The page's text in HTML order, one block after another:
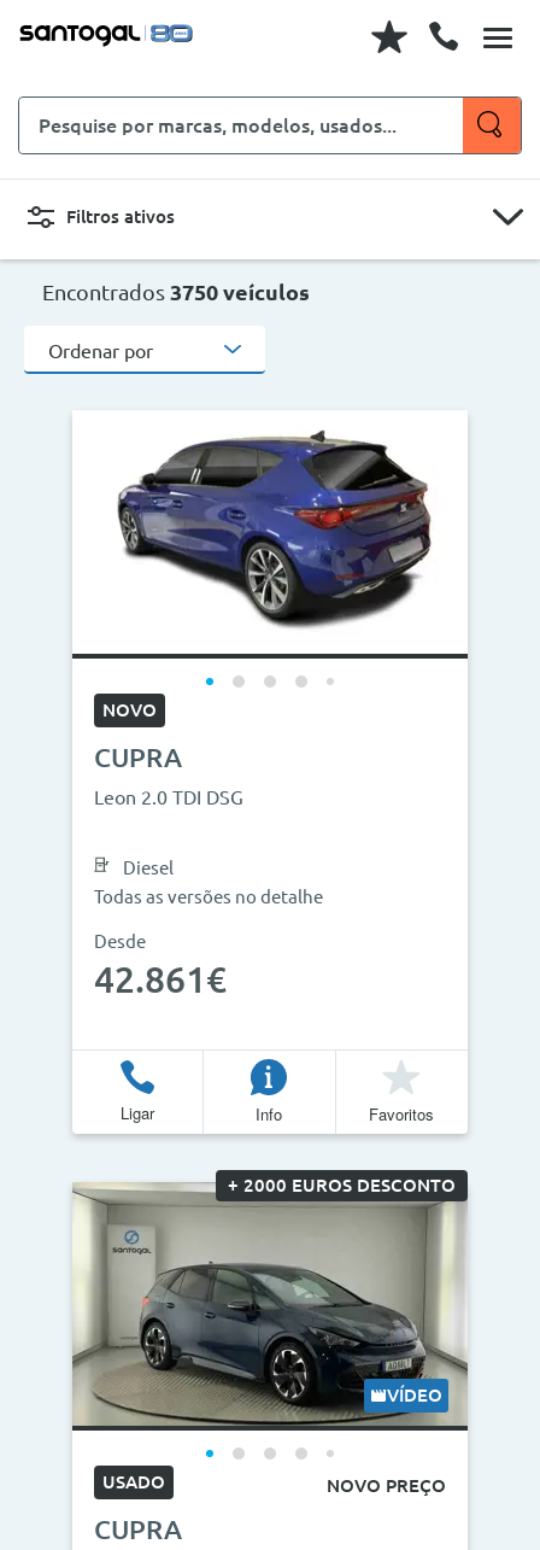
Pesquise
por
marcas,
modelos,
usados...Filtros ativos
CARROS
Novo, Usado, ...
Marcas
Modelos
Nº de lugares
Outros critérios
Quilómetros
270.000km
0g/km 300g/km
ID do veículo
Campanha
Encontrados 3750 veículos
Ordenar por
NOVO
CUPRA
Leon 2.0 TDI DSG
Diesel
Todas as versões no detalhe
Desde
42.861€
Ligar Info Favoritos
+ 2000 EUROS DESCONTO
VÍDEO
USADO NOVO PREÇO
CUPRA